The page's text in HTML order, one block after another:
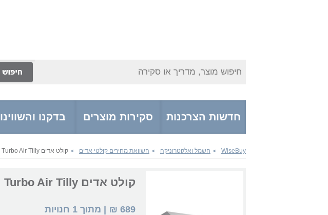
חיפוש מוצר, מדריך או סקירה
חדשות הצרכנות סקירות מוצרים בדקנו והשווינו
WiseBuy
> חשמל ואלקטרוניקה > השוואת מחירים קולטי אדים > קולט אדים Turbo Air Tilly
קולט אדים Turbo Air Tilly
689
₪ | מתוך 1 חנויות